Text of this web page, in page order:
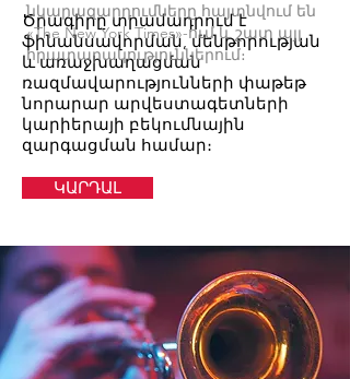
Ծրագիրը տրամադրում է
ֆինանսավորման, մենթորության
և առաջխաղացման
ռազմավարությունների փաթեթ
նորարար արվեստագետների
կարիերայի բեկումնային
զարգացման համար։
ԿԱՐԴԱԼ
նկարազարդումները հայտնվում են
«The New York Times»-ում և շատ այլ
հրատարակություններում։